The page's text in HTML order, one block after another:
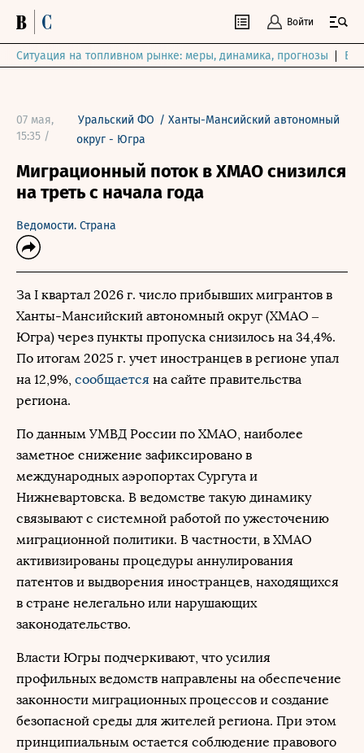
Войти
Ситуация на топливном рынке: меры, динамика, прогнозы
07 мая,
15:35 /
Уральский ФО / Ханты-Мансийский автономный
округ - Югра
Миграционный поток в ХМАО снизился
на треть с начала года
Ведомости. Страна
За I квартал 2026 г. число прибывших мигрантов в
Ханты-Мансийский автономный округ (ХМАО –
Югра) через пункты пропуска снизилось на 34,4%.
По итогам 2025 г. учет иностранцев в регионе упал
на 12,9%, сообщается на сайте правительства
региона.
По данным УМВД России по ХМАО, наиболее
заметное снижение зафиксировано в
международных аэропортах Сургута и
Нижневартовска. В ведомстве такую динамику
связывают с системной работой по ужесточению
миграционной политики. В частности, в ХМАО
активизированы процедуры аннулирования
патентов и выдворения иностранцев, находящихся
в стране нелегально или нарушающих
законодательство.
Власти Югры подчеркивают, что усилия
профильных ведомств направлены на обеспечение
законности миграционных процессов и создание
безопасной среды для жителей региона. При этом
принципиальным остается соблюдение правового